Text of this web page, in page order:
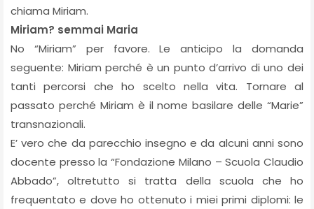
chiama Miriam.
Miriam? semmai Maria
No “Miriam” per favore. Le anticipo la domanda
seguente: Miriam perché è un punto d’arrivo di uno dei
tanti percorsi che ho scelto nella vita. Tornare al
passato perché Miriam è il nome basilare delle “Marie”
transnazionali.
E’ vero che da parecchio insegno e da alcuni anni sono
docente presso la “Fondazione Milano – Scuola Claudio
Abbado”, oltretutto si tratta della scuola che ho
frequentato e dove ho ottenuto i miei primi diplomi: le